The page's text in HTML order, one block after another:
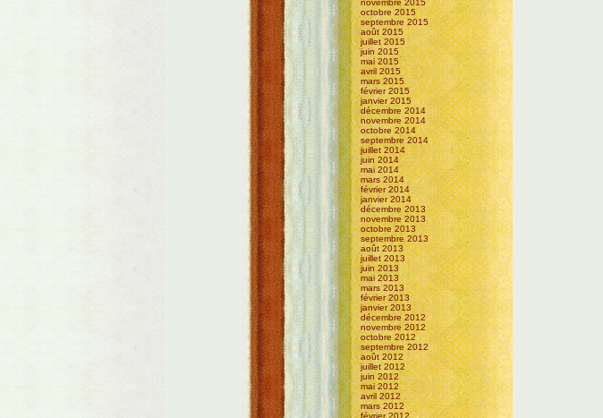
novembre 2015
octobre 2015
septembre 2015
août 2015
juillet 2015
juin 2015
mai 2015
avril 2015
mars 2015
février 2015
janvier 2015
décembre 2014
novembre 2014
octobre 2014
septembre 2014
juillet 2014
juin 2014
mai 2014
mars 2014
février 2014
janvier 2014
décembre 2013
novembre 2013
octobre 2013
septembre 2013
août 2013
juillet 2013
juin 2013
mai 2013
mars 2013
février 2013
janvier 2013
décembre 2012
novembre 2012
octobre 2012
septembre 2012
août 2012
juillet 2012
juin 2012
mai 2012
avril 2012
mars 2012
février 2012